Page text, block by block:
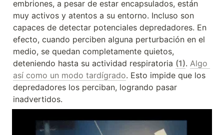
embriones, a pesar de estar encapsulados, están
muy activos y atentos a su entorno. Incluso son
capaces de detectar potenciales depredadores. En
efecto, cuando perciben alguna perturbación en el
medio, se quedan completamente quietos,
deteniendo hasta su actividad respiratoria (1). Algo
así como un modo tardígrado. Esto impide que los
depredadores los perciban, logrando pasar
inadvertidos.